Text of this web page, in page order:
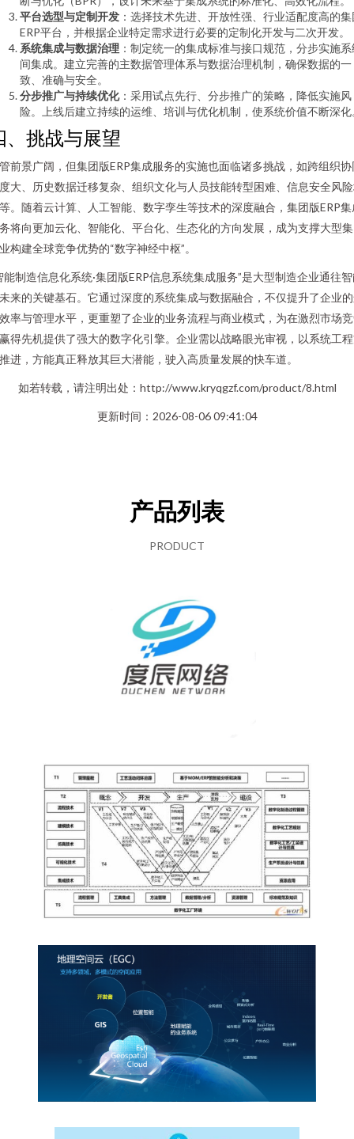
平台选型与定制开发 ：选择技术先进、开放性强、行业适配度高的
ERP平台，并根据企业特定需求进行必要的定制化开发与二次开发。
系统集成与数据治理 ：制定统一的集成标准与接口规范，分步实施
间集成。建立完善的主数据管理体系与数据治理机制，确保数据的一
致、准确与安全。
分步推广与持续优化：采用试点先行、分步推广的策略，降低实施风
险。上线后建立持续的运维、培训与优化机制，使系统价值不断深化
、挑战与展望
前景广阔，但集团版ERP集成服务的实施也面临诸多挑战，如跨组织协
大、历史数据迁移复杂、组织文化与人员技能转型困难、信息安全风
。随着云计算、人工智能、数字孪生等技术的深度融合，集团版ERP集
将向更加云化、智能化、平台化、生态化的方向发展，成为支撑大型
构建全球竞争优势的“数字神经中枢”。
能制造信息化系统·集团版ERP信息系统集成服务”是大型制造企业通往
来的关键基石。它通过深度的系统集成与数据融合，不仅提升了企业
率与管理水平，更重塑了企业的业务流程与商业模式，为在激烈市场
得先机提供了强大的数字化引擎。企业需以战略眼光审视，以系统工
进，方能真正释放其巨大潜能，驶入高质量发展的快车道。
如若转载，请注明出处：http://www.kryqgzf.com/product/8.html
更新时间：2026-08-06 09:41:04
产品列表
PRODUCT